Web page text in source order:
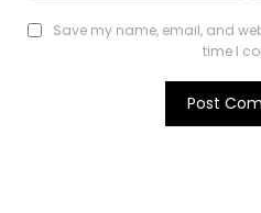
Save my name, email, and
time I